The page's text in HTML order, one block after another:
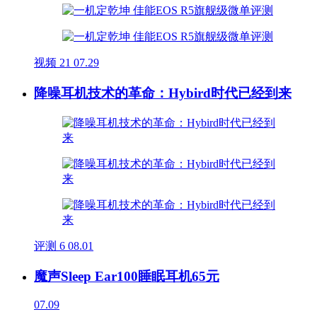
视频 21 07.29
降噪耳机技术的革命：Hybird时代已经到来
评测 6 08.01
魔声Sleep Ear100睡眠耳机65元
07.09